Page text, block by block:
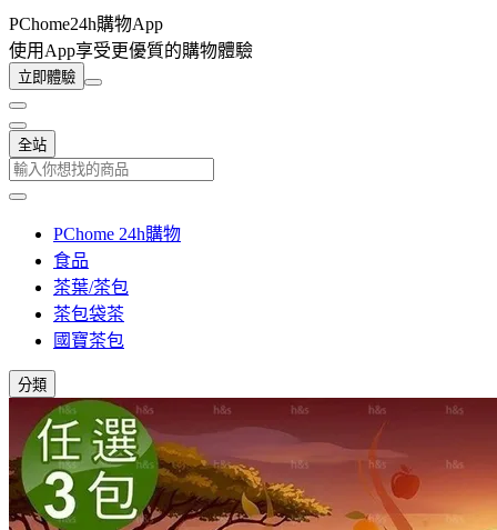
PChome24h購物App
使用App享受更優質的購物體驗
立即體驗
全站
PChome 24h購物
食品
茶葉/茶包
茶包袋茶
國寶茶包
分類